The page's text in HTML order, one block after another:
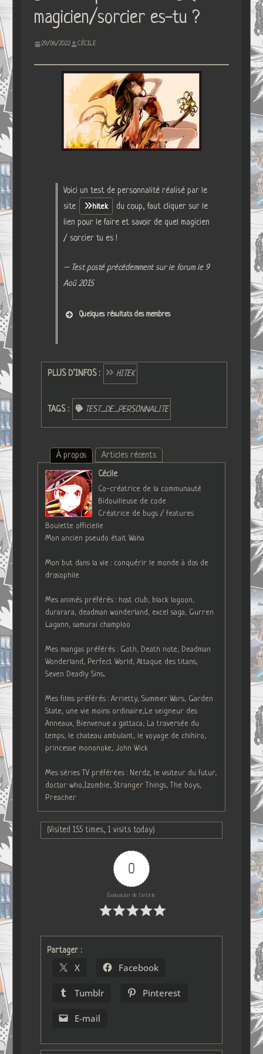
magicien/sorcier es-tu ?
29/06/2022 CÉCILE
Voici un test de personnalité réalisé par le
site
hitek
du coup, faut cliquer sur le
lien pour le faire et savoir de quel magicien
/ sorcier tu es !
– Test posté précédemment sur le forum le 9
Aoû 2015
Quelques résultats des membres
PLUS D’INFOS : HITEK
TAGS : TEST_DE_PERSONNALITE
À propos
Articles récents
Cécile
Co-créatrice de la communauté
Bidouilleuse de code
Créatrice de bugs / features
Boulette officielle
Mon ancien pseudo était Waha
Mon but dans la vie : conquérir le monde à dos de
drosophile
Mes animés préférés : host club, black lagoon,
durarara, deadman wonderland, excel saga, Gurren
Lagann, samurai champloo
Mes mangas préférés : Goth, Death note, Deadman
Wonderland, Perfect World, Attaque des titans,
Seven Deadly Sins...
Mes films préférés : Arrietty, Summer Wars, Garden
State, une vie moins ordinaire,Le seigneur des
Anneaux, Bienvenue a gattaca, La traversée du
temps, le chateau ambulant, le voyage de chihiro,
princesse mononoke, John Wick
Mes séries TV préférées : Nerdz, le visiteur du futur,
doctor who,Izombie, Stranger Things, The boys,
Preacher
(Visited 155 times, 1 visits today)
0
Évaluation de l'article
Partager :
X Facebook
Tumblr Pinterest
E-mail